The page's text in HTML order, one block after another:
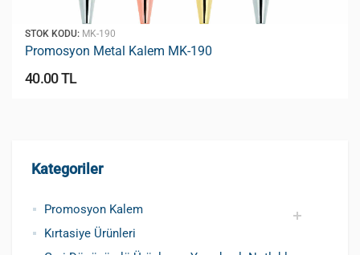
Kategoriler
Promosyon Kalem
Promosyon Metal Kalem
Promosyon Roller Kalem
Promosyon Dokunmatik Kalem
Promosyon Plastik Kalem
Geri Dönüşümlü ve Tohumlu Kalemler
Promosyon Fosforlu Kalem
Kursun Kalemler
Kırtasiye Ürünleri
STOK KODU: MK-190
Promosyon Metal Kalem MK-190
40.00 TL